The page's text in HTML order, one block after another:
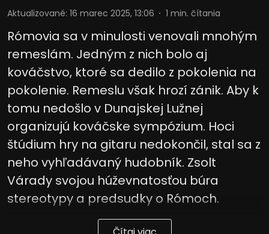
Aktualizované: 16 marec 2025, 13:06 1 min. čítania
Rómovia sa v minulosti venovali mnohým
remeslám. Jedným z nich bolo aj
kováčstvo, ktoré sa dedilo z pokolenia na
pokolenie. Remeslu však hrozí zánik. Aby k
tomu nedošlo v Dunajskej Lužnej
organizujú kováčske sympózium. Hoci
štúdium hry na gitaru nedokončil, stal sa z
neho vyhľadávaný hudobník. Zsolt
Várady svojou húževnatosťou búra
stereotypy a predsudky o Rómoch.